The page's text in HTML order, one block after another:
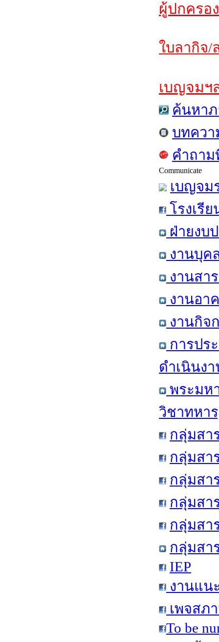
ผู้ปกครอ
ใบลากิจ/
เบญจมฯ
ค้นหาภ
บทควา
คำถา
Communicate
เบญจม
โรงเรี
ฝ่ายงบ
งานบุค
งานสา
งานอา
งานกิจ
การปร
ดำเนินง
พระมห
วิชาทหา
กลุ่มสา
กลุ่มสา
กลุ่มสา
กลุ่มสา
กลุ่มสา
กลุ่มสา
IEP
งานแน
เพจสภ
To be